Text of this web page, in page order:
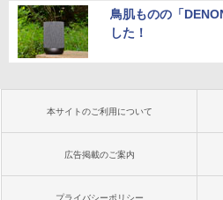
鳥肌ものの「
した！
本サイトのご利用について
広告掲載のご案内
プライバシーポリシー